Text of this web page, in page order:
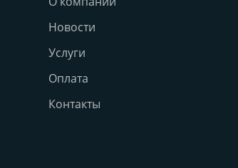
Новости
Услуги
Оплата
Контакты